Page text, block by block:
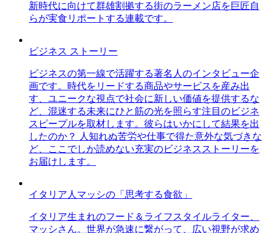
新時代に向けて群雄割拠する街のラーメン店を巨匠自
らが実食リポートする連載です。
ビジネス ストーリー
ビジネスの第一線で活躍する著名人のインタビュー企
画です。時代をリードする商品やサービスを産み出
す、ユニークな視点で社会に新しい価値を提供するな
ど、混迷する未来にひと筋の光を照らす注目のビジネ
スピープルを取材します。彼らはいかにして結果を出
したのか？ 人知れぬ苦労や仕事で得た意外な気づきな
ど、ここでしか読めない充実のビジネスストーリーを
お届けします。
イタリア人マッシの「思考する食欲」
イタリア生まれのフード＆ライフスタイルライター、
マッシさん。世界が急速に繋がって、広い視野が求め